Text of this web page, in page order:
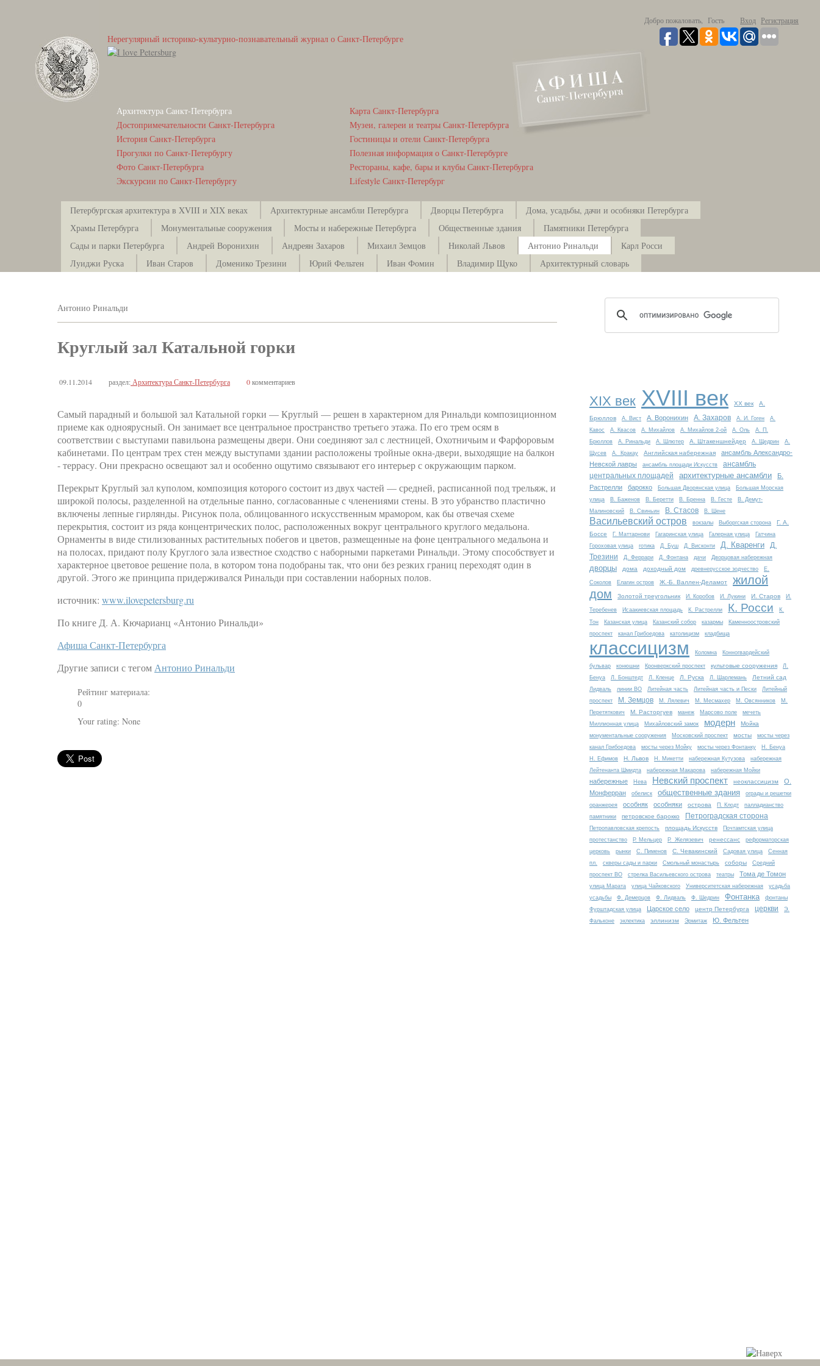
Добро пожаловать, Гость Вход Регистрация
Нерегулярный историко-культурно-познавательный журнал о Санкт-Петербурге
Архитектура Санкт-Петербурга
Достопримечательности Санкт-Петербурга
История Санкт-Петербурга
Прогулки по Санкт-Петербургу
Фото Санкт-Петербурга
Экскурсии по Санкт-Петербургу
Карта Санкт-Петербурга
Музеи, галереи и театры Санкт-Петербурга
Гостиницы и отели Санкт-Петербурга
Полезная информация о Санкт-Петербурге
Рестораны, кафе, бары и клубы Санкт-Петербурга
Lifestyle Санкт-Петербург
Петербургская архитектура в XVIII и XIX веках Архитектурные ансамбли Петербурга Дворцы Петербурга
Дома, усадьбы, дачи и особняки Петербурга
Храмы Петербурга
Монументальные сооружения Мосты и набережные Петербурга Общественные здания
Памятники Петербурга
Сады и парки Петербурга
Андрей Воронихин Андреян Захаров Михаил Земцов Николай Львов Антонио Ринальди
Карл Росси
Луиджи Руска
Иван Старов Доменико Трезини Юрий Фельтен Иван Фомин Владимир Щуко Архитектурный словарь
Антонио Ринальди
Круглый зал Катальной горки
09.11.2014 раздел: Архитектура Санкт-Петербурга 0комментариев
Самый парадный и большой зал Катальной горки — Круглый — решен в характерном для Ринальди композиционном
приеме как одноярусный. Он занимает все центральное пространство третьего этажа. По его трем осям в
соответствии с выступами павильона размещены двери. Они соединяют зал с лестницей, Охотничьим и Фарфоровым
кабинетами. По центрам трех стен между выступами здании расположены тройные окна-двери, выходящие на балкон
- террасу. Они прекрасно освещают зал и особенно ощутимо связывают его интерьер с окружающим парком.
Перекрыт Круглый зал куполом, композиция которого состоит из двух частей — средней, расписанной под трельяж, и
широкой полосы, разделенной на отдельные панно, согласованные с членениями стены. В это убранство пластично
включены лепные гирлянды. Рисунок пола, облицованного искусственным мрамором, как бы отвечая схеме
перекрытия, состоит из ряда концентрических полос, расположенных вокруг центрального круглого медальона.
Орнаменты в виде стилизованных растительных побегов и цветов, размещенные на фоне центрального медальона и
на полосах, придают полу Круглого зала известное сходство с наборными паркетами Ринальди. Этому способствует и
характерное цветовое решение пола, в котором тона подобраны так, что они без резких границ переходят один в
другой. Этого же принципа придерживался Ринальди при составлении наборных полов.
источник: www.ilovepetersburg.ru
По книге Д. А. Кючарианц «Антонио Ринальди»
Афиша Санкт-Петербурга
Другие записи с тегом Антонио Ринальди
Рейтинг материала:
0
Your rating: None
XIX век XVIII век XX век А.
Брюллов А. Вист А. Воронихин А. Захаров А. И. Гоген
А.
Кавос
А. Квасов А. Михайлов А. Михайлов 2-ой А. Оль
А. П.
Брюллов
А. Ринальди А. Шлютер А. Штакеншнейдер А. Щедрин
А.
Щусев
А. Кракау Английская набережная
ансамбль Александро-
Невской лавры
ансамбль площади Искусств
ансамбль
центральных площадей
архитектурные ансамбли
Б.
Растрелли
барокко Большая Дворянская улица
Большая Морская
улица
В. Баженов В. Беретти В. Бренна В. Гесте
В. Демут-
Малиновский
В. Свиньин В. Стасов В. Шене
Васильевский остров вокзалы Выборгская сторона
Г. А.
Боссе
Г. Маттарнови Гагаринская улица Галерная улица
Гатчина
Гороховая улица
готика Д. Буш Д. Висконти Д. Кваренги
Д.
Трезини
Д. Феррари Д. Фонтана дачи Дворцовая набережная
дворцы дома доходный дом древнерусское зодчество Е.
Соколов Елагин остров Ж.-Б. Валлен-Деламот
жилой
дом
Золотой треугольник И. Коробов И. Лукини И. Старов И.
Теребенев Исаакиевская площадь К. Растрелли К. Росси
К.
Тон
Казанская улица Казанский собор казармы
Каменноостровский
проспект
канал Грибоедова католицизм кладбища
классицизм Коломна Конногвардейский
бульвар конюшни Кронверкский проспект культовые сооружения
Л.
Бенуа
Л. Бонштедт Л. Кленце Л. Руска Л. Шарлемань Летний сад
Лидваль линии ВО Литейная часть Литейная часть и Пески
Литейный
проспект
М. Земцов М. Лялевич М. Месмахер М. Овсянников
М.
Перетяткович
М. Расторгуев манеж Марсово поле
мечеть
Миллионная улица
Михайловский замок модерн Мойка
монументальные сооружения Московский проспект мосты
мосты через
канал Грибоедова
мосты через Мойку мосты через Фонтанку
Н. Бенуа
Н. Ефимов
Н. Львов Н. Микетти набережная Кутузова
набережная
Лейтенанта Шмидта
набережная Макарова набережная Мойки
набережные Нева Невский проспект неоклассицизм
О.
Монферран
обелиск общественные здания
ограды и решетки
оранжерея
особняк особняки острова П. Клодт
палладианство
памятники
петровское барокко Петроградская сторона
Петропавловская крепость площадь Искусств
Почтамтская улица
протестанство
Р. Мельцер Р. Желязевич ренессанс
реформаторская
церковь
рынки С. Пименов С. Чевакинский Садовая улица
Сенная
пл.
скверы сады и парки Смольный монастырь соборы
Средний
проспект ВО
стрелка Васильевского острова театры Тома де Томон
улица Марата улица Чайковского Университетская набережная
усадьба
усадьбы
Ф. Демерцов Ф. Лидваль Ф. Шедрин Фонтанка
фонтаны
Фурштадская улица
Царское село центр Петербурга церкви
Э.
Фальконе
эклектика эллинизм Эрмитаж Ю. Фельтен